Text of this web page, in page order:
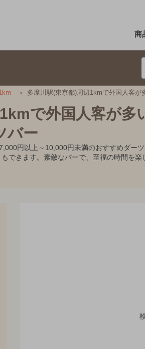
商
多摩川駅(東京都)周辺1kmで外国人客
で外国人客が多
バー
円以上～10,000円未満のおすすめダー
できます。素敵なバーで、至福の時間を楽